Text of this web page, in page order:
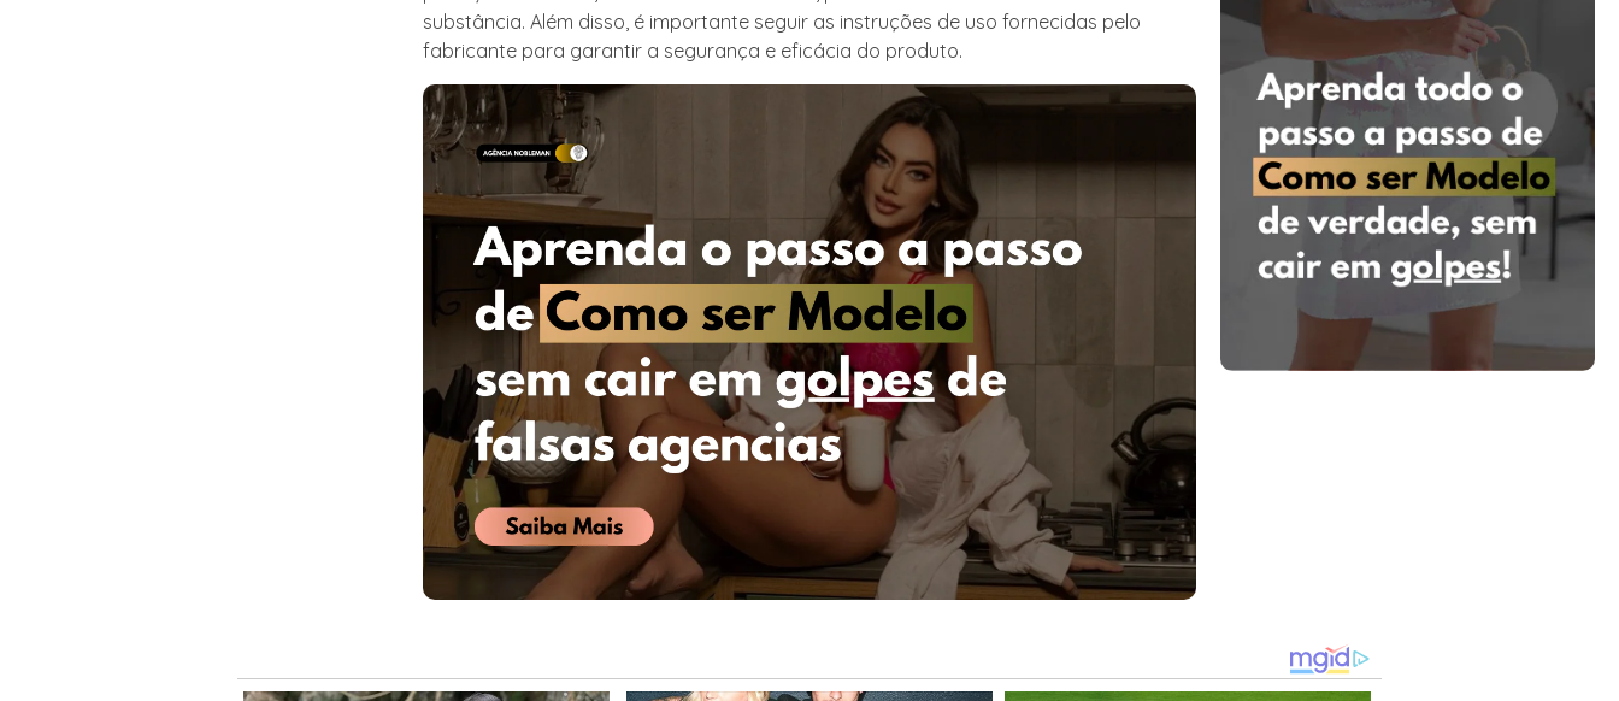
substância. Além disso, é importante seguir as instruções de uso fornecidas pelo
fabricante para garantir a segurança e eficácia do produto.